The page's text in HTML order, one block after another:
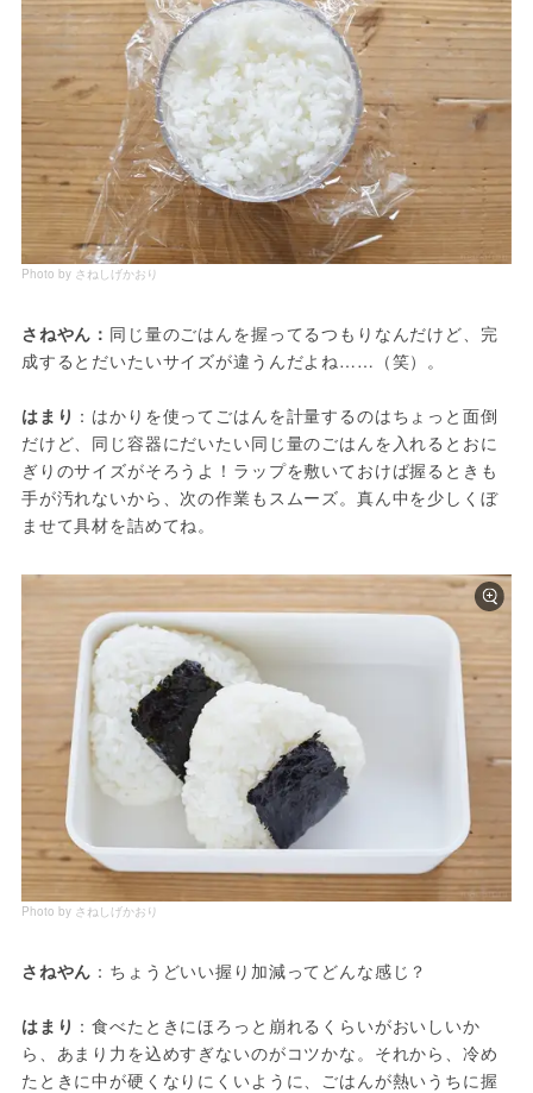
Photo by さねしげかおり
さねやん： 同じ量のごはんを握ってるつもりなんだけど、完
成するとだいたいサイズが違うんだよね……（笑）。
はまり ：はかりを使ってごはんを計量するのはちょっと面倒
だけど、同じ容器にだいたい同じ量のごはんを入れるとおに
ぎりのサイズがそろうよ！ラップを敷いておけば握るときも
手が汚れないから、次の作業もスムーズ。真ん中を少しくぼ
ませて具材を詰めてね。
Photo by さねしげかおり
さねやん ：ちょうどいい握り加減ってどんな感じ？
はまり ：食べたときにほろっと崩れるくらいがおいしいか
ら、あまり力を込めすぎないのがコツかな。それから、冷め
たときに中が硬くなりにくいように、ごはんが熱いうちに握